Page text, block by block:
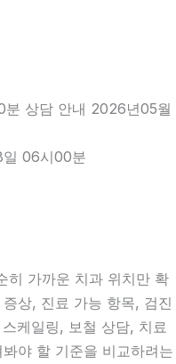
상담 안내 2026년05월
06시00분
히 가까운 치과 위치만 확
상, 진료 가능 항목, 검진
케일링, 보철 상담, 치료
야 할 기준을 비교하려는